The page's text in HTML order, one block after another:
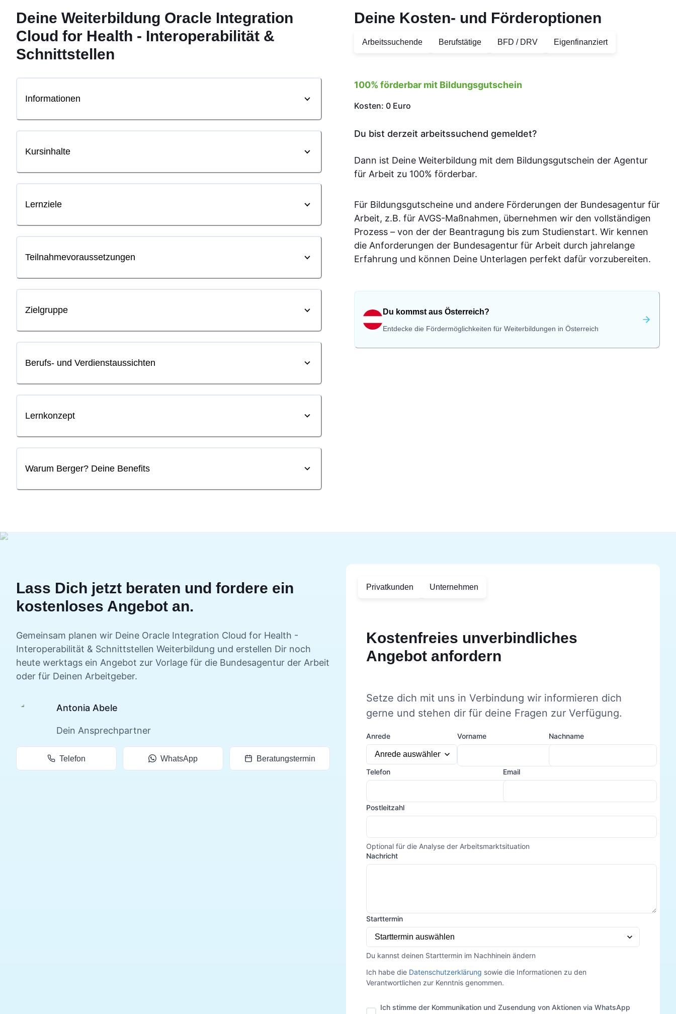
Deine Weiterbildung Oracle Integration
Cloud for Health - Interoperabilität &
Schnittstellen
Informationen
Kursinhalte
Lernziele
Teilnahmevoraussetzungen
Zielgruppe
Berufs- und Verdienstaussichten
Lernkonzept
Warum Berger? Deine Benefits
Deine Kosten- und Förderoptionen
Arbeitssuchende Berufstätige BFD / DRV Eigenfinanziert
100% förderbar mit Bildungsgutschein
Kosten: 0 Euro
Du bist derzeit arbeitssuchend gemeldet?
Dann ist Deine Weiterbildung mit dem Bildungsgutschein der Agentur
für Arbeit zu 100% förderbar.
Für Bildungsgutscheine und andere Förderungen der Bundesagentur für
Arbeit, z.B. für AVGS-Maßnahmen, übernehmen wir den vollständigen
Prozess – von der der Beantragung bis zum Studienstart. Wir kennen
die Anforderungen der Bundesagentur für Arbeit durch jahrelange
Erfahrung und können Deine Unterlagen perfekt dafür vorzubereiten.
Du kommst aus Österreich?
Entdecke die Fördermöglichkeiten für Weiterbildungen in Österreich
Lass Dich jetzt beraten und fordere ein
kostenloses Angebot an.
Gemeinsam planen wir Deine Oracle Integration Cloud for Health -
Interoperabilität & Schnittstellen Weiterbildung und erstellen Dir noch
heute werktags ein Angebot zur Vorlage für die Bundesagentur der Arbeit
oder für Deinen Arbeitgeber.
Antonia Abele
Dein Ansprechpartner
Telefon WhatsApp Beratungstermin
Privatkunden Unternehmen
Kostenfreies unverbindliches
Angebot anfordern
Setze dich mit uns in Verbindung wir informieren dich
gerne und stehen dir für deine Fragen zur Verfügung.
Anrede Vorname Nachname
Telefon Email
Postleitzahl
Optional für die Analyse der Arbeitsmarktsituation
Nachricht
Starttermin
Du kannst deinen Starttermin im Nachhinein ändern
Ich habe die Datenschutzerklärung sowie die Informationen zu den
Verantwortlichen zur Kenntnis genommen.
Ich stimme der Kommunikation und Zusendung von Aktionen via WhatsApp